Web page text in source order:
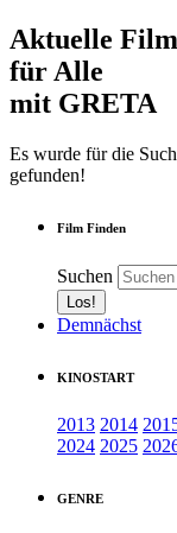
Aktuelle
für Alle
mit GRETA
Es wurde für die
gefunden!
Film Finden
Suchen
Demnächst
KINOSTART
2013 2014
2024 2025
GENRE